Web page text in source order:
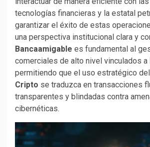
tecnologías financieras y la estatal
garantizar el éxito de estas
una perspectiva institucional clara y
Bancaamigable es fundamental al
comerciales de alto nivel vinculados a
permitiendo que el uso estratégico
Cripto se traduzca en transacciones
transparentes y blindadas contra
cibernéticas.